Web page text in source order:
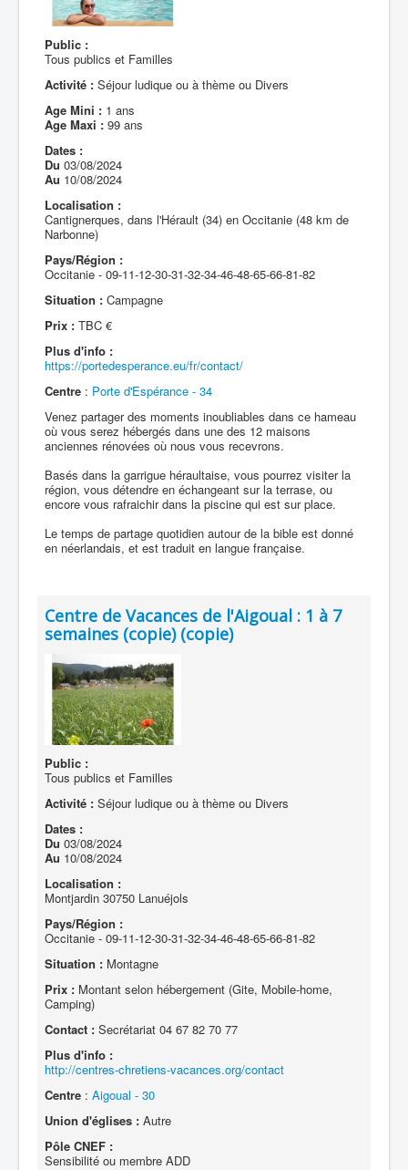
Public :
Tous publics et Familles
Activité : Séjour ludique ou à thème ou Divers
Age Mini : 1 ans
Age Maxi : 99 ans
Dates :
Du 03/08/2024
Au 10/08/2024
Localisation :
Cantignerques, dans l'Hérault (34) en Occitanie (48 km de
Narbonne)
Pays/Région :
Occitanie - 09-11-12-30-31-32-34-46-48-65-66-81-82
Situation : Campagne
Prix : TBC €
Plus d'info :
https://portedesperance.eu/fr/contact/
Centre : Porte d'Espérance - 34
Venez partager des moments inoubliables dans ce hameau
où vous serez hébergés dans une des 12 maisons
anciennes rénovées où nous vous recevrons.
Basés dans la garrigue héraultaise, vous pourrez visiter la
région, vous détendre en échangeant sur la terrase, ou
encore vous rafraichir dans la piscine qui est sur place.
Le temps de partage quotidien autour de la bible est donné
en néerlandais, et est traduit en langue française.
Centre de Vacances de l'Aigoual : 1 à 7
semaines (copie) (copie)
Public :
Tous publics et Familles
Activité : Séjour ludique ou à thème ou Divers
Dates :
Du 03/08/2024
Au 10/08/2024
Localisation :
Montjardin 30750 Lanuéjols
Pays/Région :
Occitanie - 09-11-12-30-31-32-34-46-48-65-66-81-82
Situation : Montagne
Prix : Montant selon hébergement (Gite, Mobile-home,
Camping)
Contact : Secrétariat 04 67 82 70 77
Plus d'info :
http://centres-chretiens-vacances.org/contact
Centre : Aigoual - 30
Union d'églises : Autre
Pôle CNEF :
Sensibilité ou membre ADD